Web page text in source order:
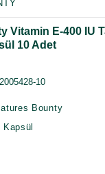
Vitamin E-400 IU
10 Adet
10
Bounty